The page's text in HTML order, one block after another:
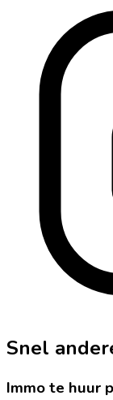
Snel
Immo te huur